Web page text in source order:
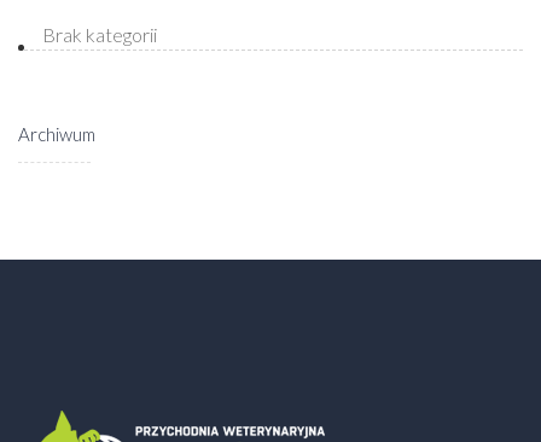
Brak kategorii
Archiwum